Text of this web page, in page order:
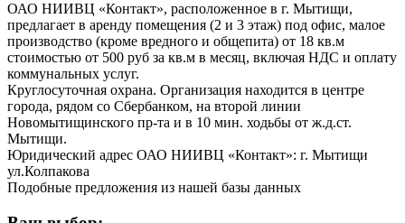
ОАО НИИВЦ «Контакт», расположенное в г. Мытищи,
предлагает в аренду помещения (2 и 3 этаж) под офис, малое
производство (кроме вредного и общепита) от 18 кв.м
стоимостью от 500 руб за кв.м в месяц, включая НДС и оплату
коммунальных услуг.
Круглосуточная охрана. Организация находится в центре
города, рядом со Сбербанком, на второй линии
Новомытищинского пр-та и в 10 мин. ходьбы от ж.д.ст.
Мытищи.
Юридический адрес ОАО НИИВЦ «Контакт»: г. Мытищи
ул.Колпакова
Подобные предложения из нашей базы данных